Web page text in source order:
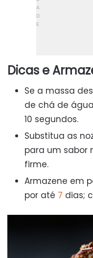
Dicas e
Se a massa
de chá de
10 segundos.
Substitua as
para um sabor
firme.
Armazene em
por até 7 dias;